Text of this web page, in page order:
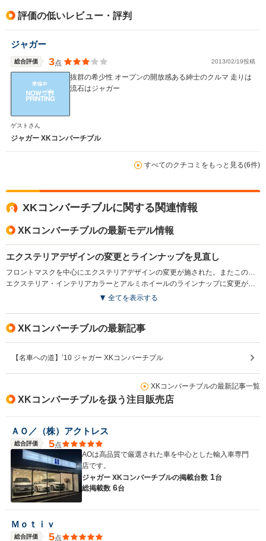
たＢＭＷ７台やメルセデス２台とパワーで比較したらいけ
のヘッドライト（特に最近の車はＬＥＤが強い光で車高の
るべく車の少ないエリアを選んでドライブしてます。ジャ
ガーのディーラーの整備はイマイチなので信頼できるジャ
評価の低いレビュー・評判
ジャガー
総合評価 3点 2013/02/19投稿
抜群の希少性 オープンの開放感ある紳士のクルマ 走りは
流石はジャガー
ゲストさん
ジャガー XKコンバーチブル
すべてのクチコミをもっと見る(6件)
XKコンバーチブルに関する関連情報
XKコンバーチブルの最新モデル情報
エクステリアデザインの変更とラインナップを見直し
エクステリア・インテリアカラーとアルミホイールのラインナップに変更が加えられた(2012.6）
全てを表示する
XKコンバーチブルの最新記事
【名車への道】’10 ジャガー XKコンバーチブル
XKコンバーチブルの最新記事一覧
XKコンバーチブルを扱う注目販売店
ＡＯ／（株）アクトレス
総合評価 5点
AOは高品質で厳選された車を中心とした輸入車専門
店です。
ジャガー XKコンバーチブルの掲載台数 1台
総掲載数 6台
Ｍｏｔｉｖ
総合評価 5点